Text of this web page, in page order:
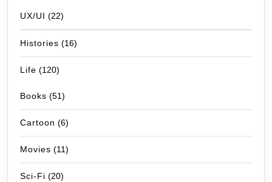
UX/UI (22)
Histories (16)
Life (120)
Books (51)
Cartoon (6)
Movies (11)
Sci-Fi (20)